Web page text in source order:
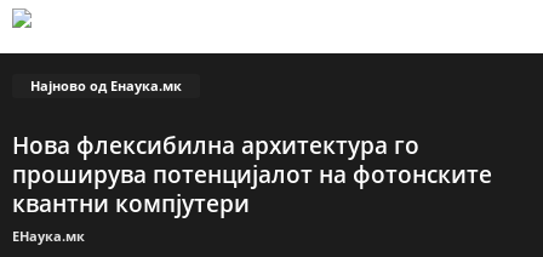
Најново од Енаука.мк
Нова флексибилна архитектура го
проширува потенцијалот на фотонските
квантни компјутери
ЕНаука.мк